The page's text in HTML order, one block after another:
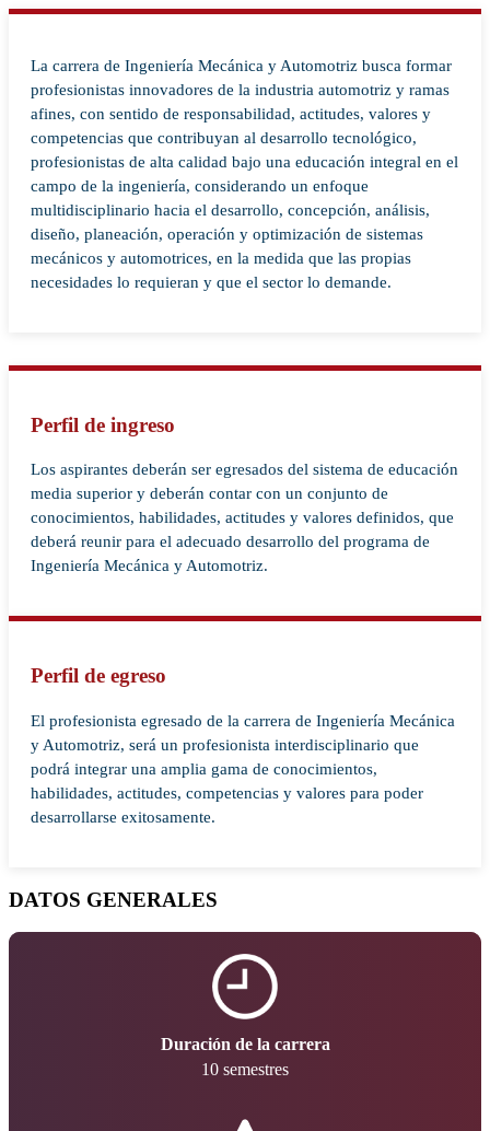
La carrera de Ingeniería Mecánica y Automotriz busca formar
profesionistas innovadores de la industria automotriz y ramas
afines, con sentido de responsabilidad, actitudes, valores y
competencias que contribuyan al desarrollo tecnológico,
profesionistas de alta calidad bajo una educación integral en el
campo de la ingeniería, considerando un enfoque
multidisciplinario hacia el desarrollo, concepción, análisis,
diseño, planeación, operación y optimización de sistemas
mecánicos y automotrices, en la medida que las propias
necesidades lo requieran y que el sector lo demande.
Perfil de ingreso
Los aspirantes deberán ser egresados del sistema de educación
media superior y deberán contar con un conjunto de
conocimientos, habilidades, actitudes y valores definidos, que
deberá reunir para el adecuado desarrollo del programa de
Ingeniería Mecánica y Automotriz.
Perfil de egreso
El profesionista egresado de la carrera de Ingeniería Mecánica
y Automotriz, será un profesionista interdisciplinario que
podrá integrar una amplia gama de conocimientos,
habilidades, actitudes, competencias y valores para poder
desarrollarse exitosamente.
DATOS GENERALES
Duración de la carrera
10 semestres